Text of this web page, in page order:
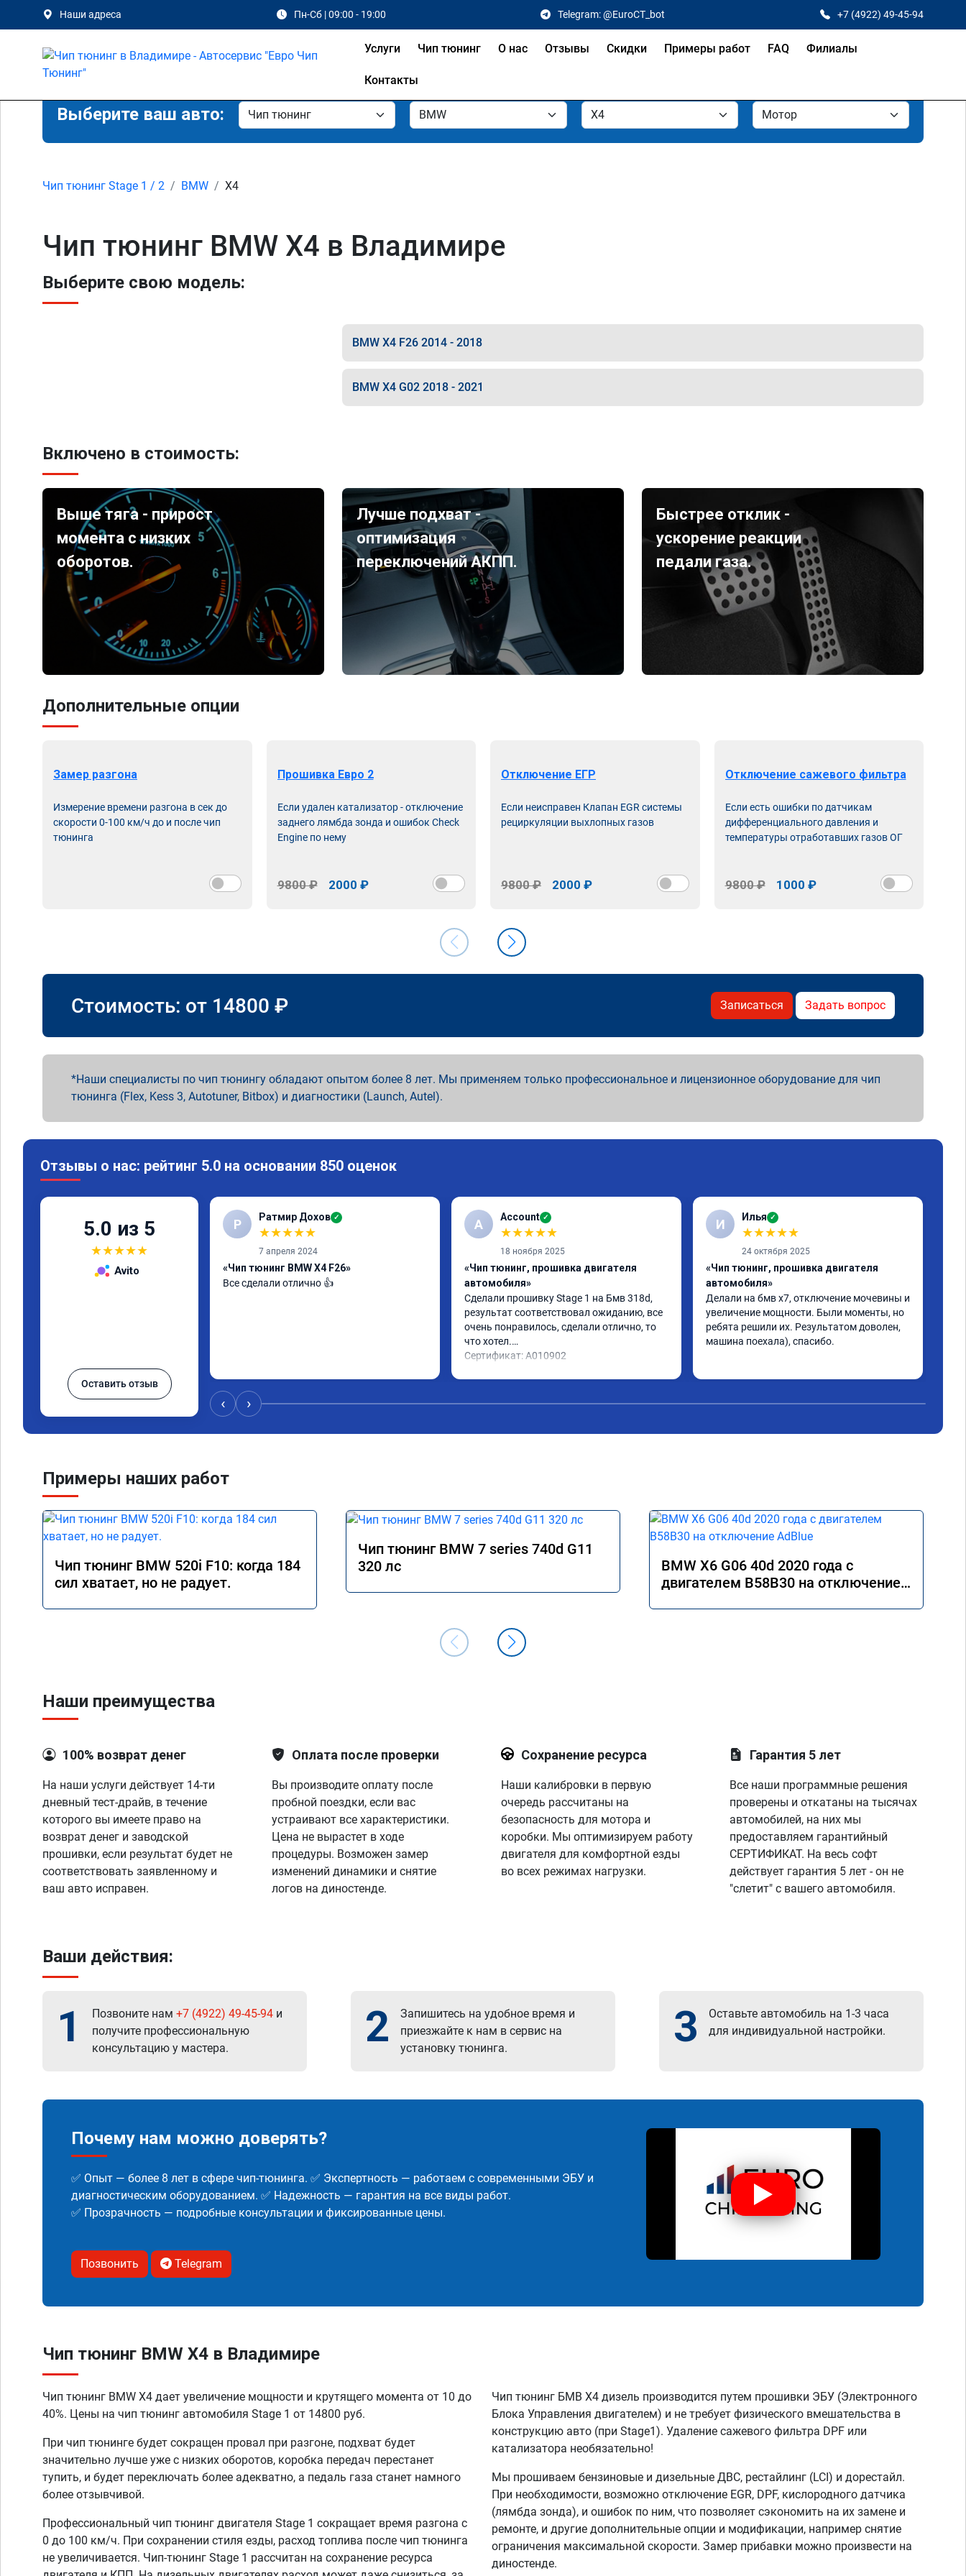
Наши адреса Пн-Сб | 09:00 - 19:00 Telegram: @EuroCT_bot +7 (4922) 49-45-94
Услуги Чип тюнинг О нас Отзывы Скидки Примеры работ FAQ Филиалы
Контакты
Выберите ваш авто:
Чип тюнинг Stage 1 / 2 BMW X4
Чип тюнинг BMW X4 в Владимире
Выберите свою модель:
BMW X4 F26 2014 - 2018
BMW X4 G02 2018 - 2021
Включено в стоимость:
Выше тяга - прирост
момента с низких
оборотов.
Лучше подхват -
оптимизация
переключений АКПП.
Быстрее отклик -
ускорение реакции
педали газа.
Дополнительные опции
Замер разгона
Измерение времени разгона в сек до
скорости 0-100 км/ч до и после чип
тюнинга
Прошивка Евро 2
Если удален катализатор - отключение
заднего лямбда зонда и ошибок Check
Engine по нему
9800 ₽ 2000 ₽
Отключение ЕГР
Если неисправен Клапан EGR системы
рециркуляции выхлопных газов
9800 ₽ 2000 ₽
Отключение сажевого фильтра
Если есть ошибки по датчикам
дифференциального давления и
температуры отработавших газов ОГ
9800 ₽ 1000 ₽
Стоимость: от 14800 ₽ Записаться Задать вопрос
Наши специалисты по чип тюнингу обладают опытом более 8 лет. Мы применяем только профессиональное и лицензионное оборудование для чип
тюнинга (Flex, Kess 3, Autotuner, Bitbox) и диагностики (Launch, Autel).
Отзывы о нас: рейтинг 5.0 на основании 850 оценок
5.0 из 5
★★★★★
Avito
Оставить отзыв
Р Ратмир Дохов ✓
★★★★★
7 апреля 2024
«Чип тюнинг BMW X4 F26»
Все сделали отлично 👍
A Account ✓
★★★★★
18 ноября 2025
«Чип тюнинг, прошивка двигателя
автомобиля»
Сделали прошивку Stage 1 на Бмв 318d,
результат соответствовал ожиданию, все
очень понравилось, сделали отлично, то
что хотел.
Сертификат: A010902
И Илья ✓
★★★★★
24 октября 2025
«Чип тюнинг, прошивка двигателя
автомобиля»
Делали на бмв х7, отключение мочевины и
увеличение мощности. Были моменты, но
ребята решили их. Результатом доволен,
машина поехала), спасибо.
‹ ›
Примеры наших работ
Чип тюнинг BMW 520i F10: когда 184
сил хватает, но не радует.
Чип тюнинг BMW 7 series 740d G11
320 лс
BMW X6 G06 40d 2020 года с
двигателем B58B30 на отключение
Наши преимущества
100% возврат денег
На наши услуги действует 14-ти
дневный тест-драйв, в течение
которого вы имеете право на
возврат денег и заводской
прошивки, если результат будет не
соответствовать заявленному и
ваш авто исправен.
Оплата после проверки
Вы производите оплату после
пробной поездки, если вас
устраивают все характеристики.
Цена не вырастет в ходе
процедуры. Возможен замер
изменений динамики и снятие
логов на диностенде.
Сохранение ресурса
Наши калибровки в первую
очередь рассчитаны на
безопасность для мотора и
коробки. Мы оптимизируем работу
двигателя для комфортной езды
во всех режимах нагрузки.
Гарантия 5 лет
Все наши программные решения
проверены и откатаны на тысячах
автомобилей, на них мы
предоставляем гарантийный
СЕРТИФИКАТ. На весь софт
действует гарантия 5 лет - он не
"слетит" с вашего автомобиля.
Ваши действия:
1 Позвоните нам +7 (4922) 49-45-94 и
получите профессиональную
консультацию у мастера.
2
Запишитесь на удобное время и
приезжайте к нам в сервис на
установку тюнинга.
3
Оставьте автомобиль на 1-3 часа
для индивидуальной настройки.
Почему нам можно доверять?
✅ Опыт — более 8 лет в сфере чип-тюнинга. ✅ Экспертность — работаем с современными ЭБУ и
диагностическим оборудованием. ✅ Надежность — гарантия на все виды работ.
✅ Прозрачность — подробные консультации и фиксированные цены.
Позвонить Telegram
Чип тюнинг BMW X4 в Владимире
Чип тюнинг BMW X4 дает увеличение мощности и крутящего момента от 10 до
40%. Цены на чип тюнинг автомобиля Stage 1 от 14800 руб.
При чип тюнинге будет сокращен провал при разгоне, подхват будет
значительно лучше уже с низких оборотов, коробка передач перестанет
тупить, и будет переключать более адекватно, а педаль газа станет намного
более отзывчивой.
Профессиональный чип тюнинг двигателя Stage 1 сокращает время разгона с
0 до 100 км/ч. При сохранении стиля езды, расход топлива после чип тюнинга
не увеличивается. Чип-тюнинг Stage 1 рассчитан на сохранение ресурса
Чип тюнинг БМВ Х4 дизель производится путем прошивки ЭБУ (Электронного
Блока Управления двигателем) и не требует физического вмешательства в
конструкцию авто (при Stage1). Удаление сажевого фильтра DPF или
катализатора необязательно!
Мы прошиваем бензиновые и дизельные ДВС, рестайлинг (LCI) и дорестайл.
При необходимости, возможно отключение EGR, DPF, кислородного датчика
(лямбда зонда), и ошибок по ним, что позволяет сэкономить на их замене и
ремонте, и другие дополнительные опции и модификации, например снятие
ограничения максимальной скорости. Замер прибавки можно произвести на
диностенде.